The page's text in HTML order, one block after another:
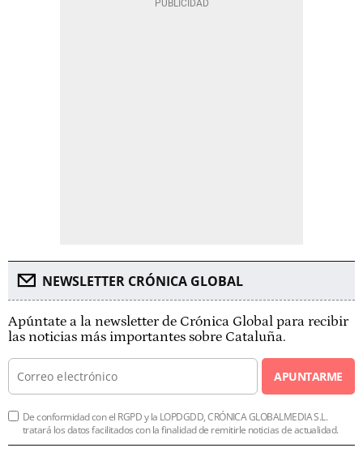
NEWSLETTER CRÓNICA GLOBAL
Apúntate a la newsletter de Crónica Global para recibir
las noticias más importantes sobre Cataluña.
APUNTARME
De conformidad con el RGPD y la LOPDGDD, CRÓNICA GLOBALMEDIA S.L.
tratará los datos facilitados con la finalidad de remitirle noticias de actualidad.